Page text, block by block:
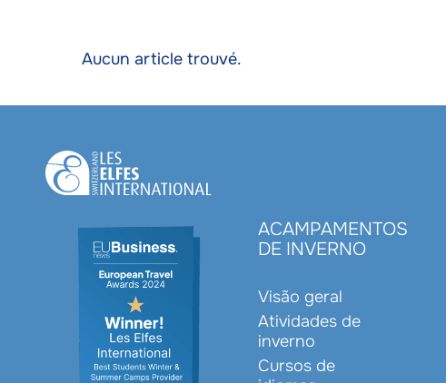
Aucun article trouvé.
ACAMPAMENTOS
DE INVERNO
Visão geral
Atividades de
inverno
Cursos de